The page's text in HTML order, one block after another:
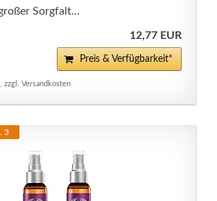
Sorgfalt...
12,77 EUR
Preis & Verfügbarkeit*
zzgl. Versandkosten
3